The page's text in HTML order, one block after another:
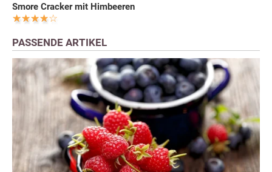
Smore Cracker mit Himbeeren
PASSENDE ARTIKEL